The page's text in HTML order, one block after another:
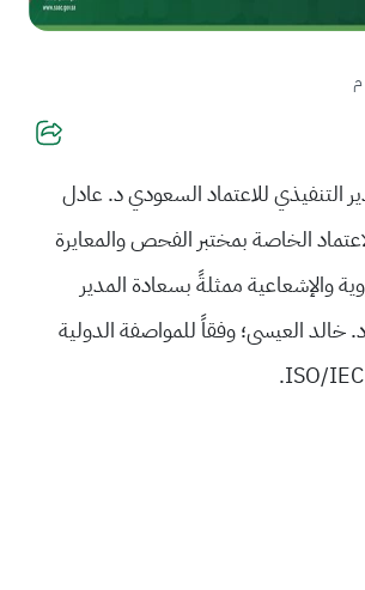
التنفيذي للاعتماد السعودي د. عادل
الخاصة بمختبر الفحص والمعايرة
والإشعاعية ممثلةً بسعادة المدير
خالد العيسى؛ وفقاً للمواصفة الدولية
ISO/